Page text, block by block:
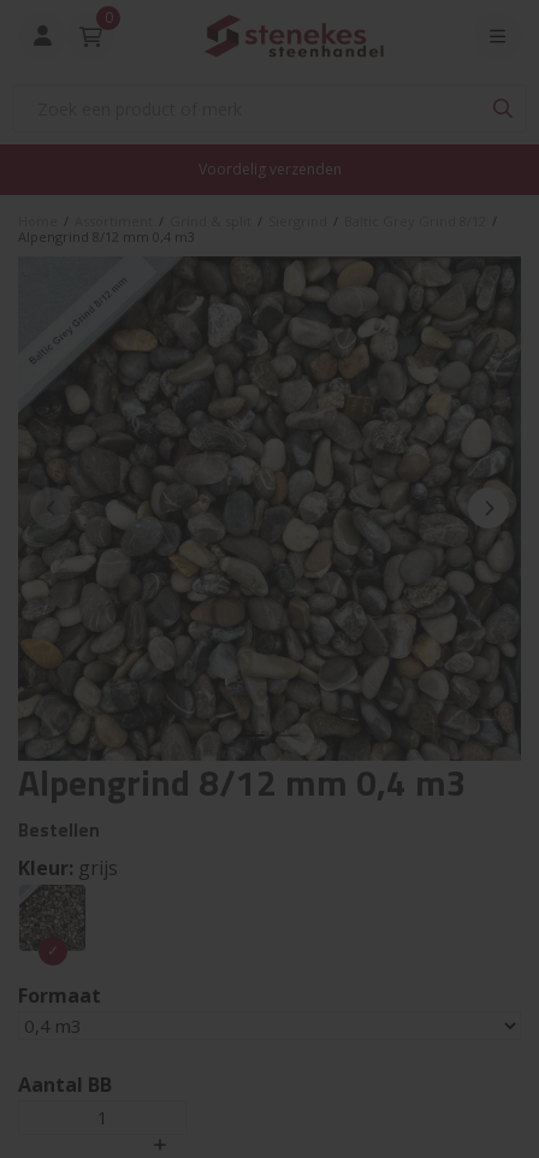
0
Voordelig verzenden
/ / / /
/
Alpengrind 8/12 mm 0,4 m3
Alpengrind 8/12 mm 0,4 m3
Bestellen
Kleur: grijs
Formaat
Aantal BB